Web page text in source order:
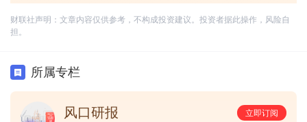
财联社声明：文章内容仅供参考，不构成投资建议。投资者据此操作，风险自
担。
所属专栏
风口研报
立即订阅